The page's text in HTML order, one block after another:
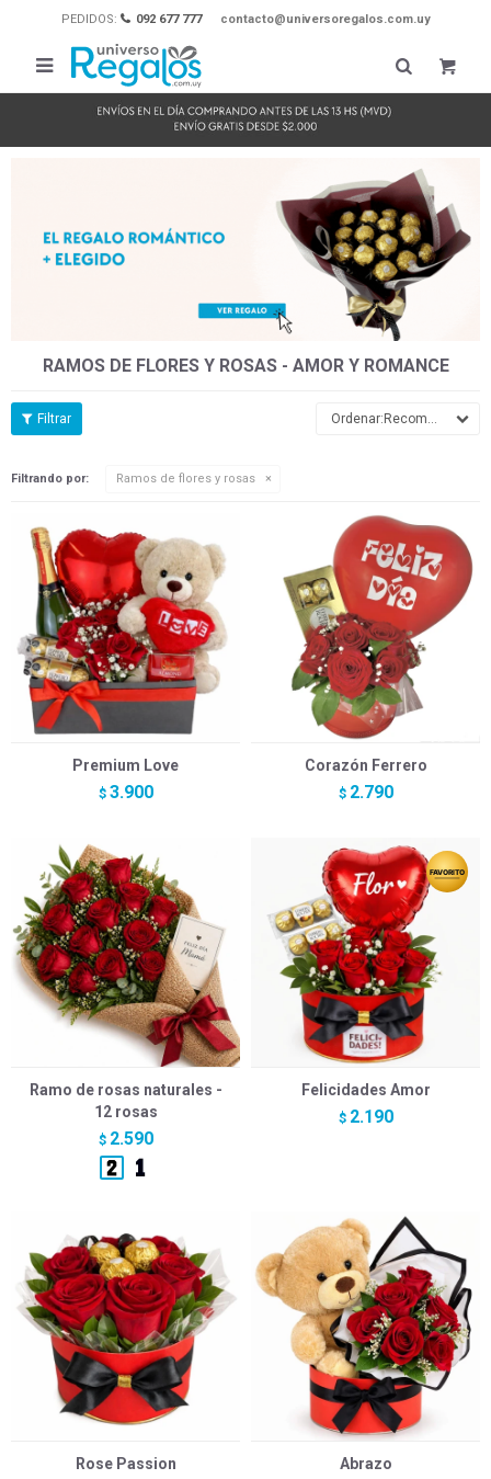
PEDIDOS: 092 677 777 contacto@universoregalos.com.uy

RAMOS DE FLORES Y ROSAS - AMOR Y ROMANCE
Recomendados
Filtrando por: Ramos de flores y rosas
Premium Love
$ 3.900
Corazón Ferrero
$ 2.790
Ramo de rosas naturales -
12 rosas
$ 2.590
Felicidades Amor
$ 2.190
Rose Passion Abrazo